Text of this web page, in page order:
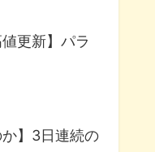
更新】パラ
か】3日連続の